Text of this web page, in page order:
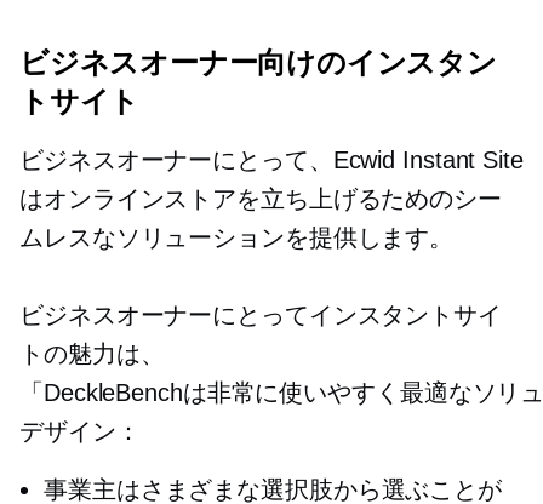
ビジネスオーナー向けのインスタン
トサイト
ビジネスオーナーにとって、Ecwid Instant Site
はオンラインストアを立ち上げるためのシー
ムレスなソリューションを提供します。
ビジネスオーナーにとってインスタントサイ
トの魅力は、
「DeckleBenchは非常に使いやすく最適なソ
デザイン：
事業主はさまざまな選択肢から選ぶことが